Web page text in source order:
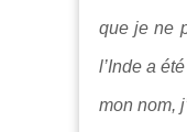
que je ne
l’Inde a
mon nom,